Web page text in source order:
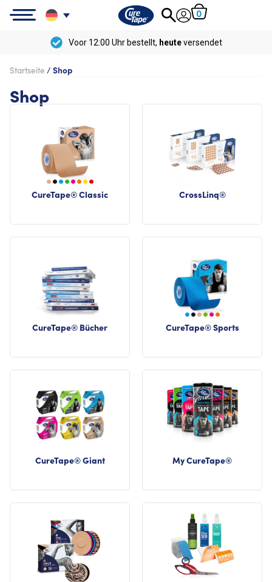
0
Voor 12:00 Uhr bestellt, heuteversendet
Startseite / Shop
Shop
CureTape® Classic CrossLinq®
CureTape® Bücher CureTape® Sports
CureTape® Giant My CureTape®